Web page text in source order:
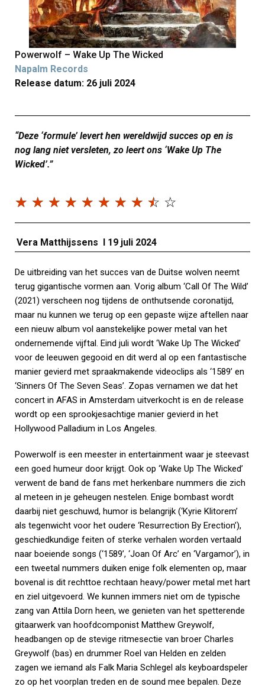
Powerwolf – Wake Up The Wicked
Napalm Records
Release datum: 26 juli 2024
“Deze ‘formule’ levert hen wereldwijd succes op en is
nog lang niet versleten, zo leert ons ‘Wake Up The
Wicked’.”
☆ ☆ ☆ ☆ ☆ ☆ ☆ ☆ ☆ ☆
Vera Matthijssens I 19 juli 2024
De uitbreiding van het succes van de Duitse wolven neemt
terug gigantische vormen aan. Vorig album ‘Call Of The Wild’
(2021) verscheen nog tijdens de onthutsende coronatijd,
maar nu kunnen we terug op een gepaste wijze aftellen naar
een nieuw album vol aanstekelijke power metal van het
ondernemende vijftal. Eind juli wordt ‘Wake Up The Wicked’
voor de leeuwen gegooid en dit werd al op een fantastische
manier gevierd met spraakmakende videoclips als ‘1589’ en
‘Sinners Of The Seven Seas’. Zopas vernamen we dat het
concert in AFAS in Amsterdam uitverkocht is en de release
wordt op een sprookjesachtige manier gevierd in het
Hollywood Palladium in Los Angeles.
Powerwolf is een meester in entertainment waar je steevast
een goed humeur door krijgt. Ook op ‘Wake Up The Wicked’
verwent de band de fans met herkenbare nummers die zich
al meteen in je geheugen nestelen. Enige bombast wordt
daarbij niet geschuwd, humor is belangrijk (‘Kyrie Klitorem’
als tegenwicht voor het oudere ‘Resurrection By Erection’),
geschiedkundige feiten of sterke verhalen worden vertaald
naar boeiende songs (‘1589’, ‘Joan Of Arc’ en ‘Vargamor’), in
een tweetal nummers duiken enige folk elementen op, maar
bovenal is dit rechttoe rechtaan heavy/power metal met hart
en ziel uitgevoerd. We kunnen immers niet om de typische
zang van Attila Dorn heen, we genieten van het spetterende
gitaarwerk van hoofdcomponist Matthew Greywolf,
headbangen op de stevige ritmesectie van broer Charles
Greywolf (bas) en drummer Roel van Helden en zelden
zagen we iemand als Falk Maria Schlegel als keyboardspeler
zo op het voorplan treden en de sound mee bepalen. Deze